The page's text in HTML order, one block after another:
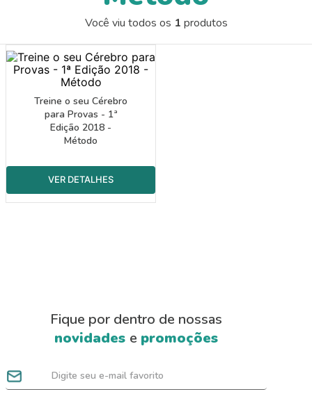
Você viu todos os 1 produtos
Treine o seu Cérebro
para Provas - 1ª
Edição 2018 -
Método
Fique por dentro de nossas
novidades e promoções